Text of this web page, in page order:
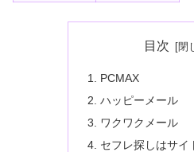
目次
PCMAX
ハッピーメール
ワクワクメール
セフレ探しはサイ